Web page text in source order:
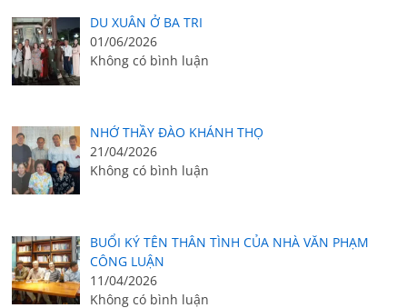
DU XUÂN Ở BA TRI
01/06/2026
Không có bình luận
NHỚ THẦY ĐÀO KHÁNH THỌ
21/04/2026
Không có bình luận
BUỔI KÝ TÊN THÂN TÌNH CỦA NHÀ VĂN PHẠM
CÔNG LUẬN
11/04/2026
Không có bình luận